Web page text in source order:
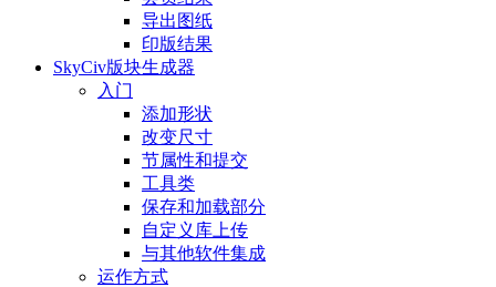
导出图纸
印版结果
SkyCiv版块生成器
入门
添加形状
改变尺寸
节属性和提交
工具类
保存和加载部分
自定义库上传
与其他软件集成
运作方式